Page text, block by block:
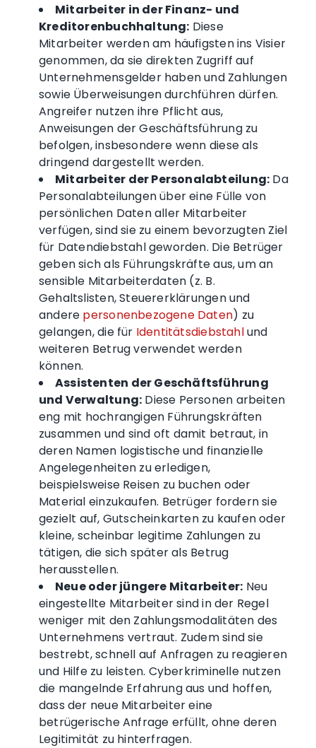
Mitarbeiter in der Finanz- und
Kreditorenbuchhaltung: Diese
Mitarbeiter werden am häufigsten ins Visier
genommen, da sie direkten Zugriff auf
Unternehmensgelder haben und Zahlungen
sowie Überweisungen durchführen dürfen.
Angreifer nutzen ihre Pflicht aus,
Anweisungen der Geschäftsführung zu
befolgen, insbesondere wenn diese als
dringend dargestellt werden.
Mitarbeiter der Personalabteilung: Da
Personalabteilungen über eine Fülle von
persönlichen Daten aller Mitarbeiter
verfügen, sind sie zu einem bevorzugten Ziel
für Datendiebstahl geworden. Die Betrüger
geben sich als Führungskräfte aus, um an
sensible Mitarbeiterdaten (z. B.
Gehaltslisten, Steuererklärungen und
andere personenbezogene Daten) zu
gelangen, die für Identitätsdiebstahlund
weiteren Betrug verwendet werden
können.
Assistenten der Geschäftsführung
und Verwaltung: Diese Personen arbeiten
eng mit hochrangigen Führungskräften
zusammen und sind oft damit betraut, in
deren Namen logistische und finanzielle
Angelegenheiten zu erledigen,
beispielsweise Reisen zu buchen oder
Material einzukaufen. Betrüger fordern sie
gezielt auf, Gutscheinkarten zu kaufen oder
kleine, scheinbar legitime Zahlungen zu
tätigen, die sich später als Betrug
herausstellen.
Neue oder jüngere Mitarbeiter: Neu
eingestellte Mitarbeiter sind in der Regel
weniger mit den Zahlungsmodalitäten des
Unternehmens vertraut. Zudem sind sie
bestrebt, schnell auf Anfragen zu reagieren
und Hilfe zu leisten. Cyberkriminelle nutzen
die mangelnde Erfahrung aus und hoffen,
dass der neue Mitarbeiter eine
betrügerische Anfrage erfüllt, ohne deren
Legitimität zu hinterfragen.